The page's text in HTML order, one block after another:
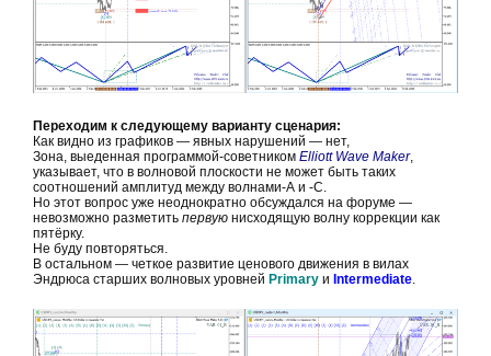
Переходим к следующему варианту сценария:
Как видно из графиков — явных нарушений — нет,
Зона, выеденная программой-советником Elliott Wave Maker,
указывает, что в волновой плоскости не может быть таких
соотношений амплитуд между волнами-А и -С.
Но этот вопрос уже неоднократно обсуждался на форуме —
невозможно разметить первую нисходящую волну коррекции как
пятёрку.
Не буду повторяться.
В остальном — четкое развитие ценового движения в вилах
Эндрюса старших волновых уровней Primary и Intermediate.